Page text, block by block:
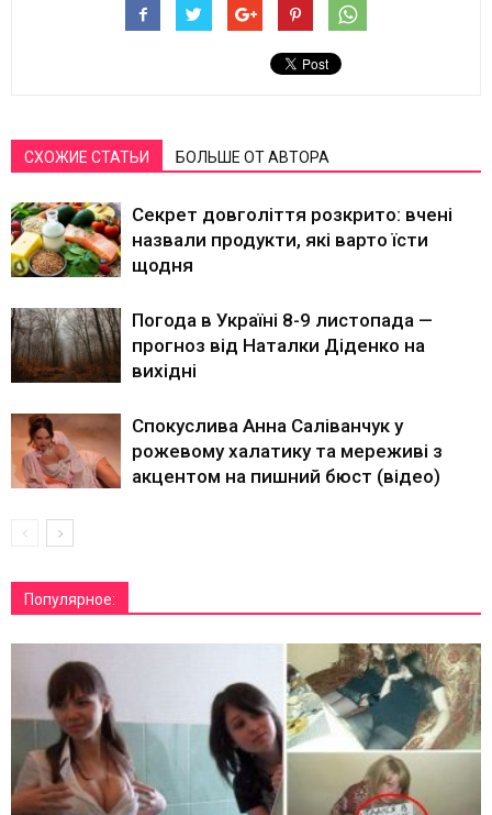
СХОЖИЕ СТАТЬИ БОЛЬШЕ ОТ АВТОРА
Секрет довголіття розкрито: вчені
назвали продукти, які варто їсти
щодня
Погода в Україні 8-9 листопада —
прогноз від Наталки Діденко на
вихідні
Спокуслива Анна Саліванчук у
рожевому халатику та мереживі з
акцентом на пишний бюст (відео)
Популярное: